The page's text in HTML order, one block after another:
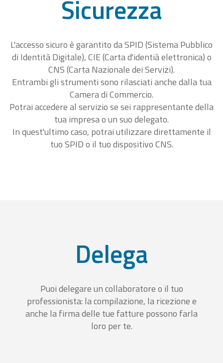
Sicurezza
L'accesso sicuro è garantito da SPID (Sistema Pubblico
di Identità Digitale), CIE (Carta d'identià elettronica) o
CNS (Carta Nazionale dei Servizi).
Entrambi gli strumenti sono rilasciati anche dalla tua
Camera di Commercio.
Potrai accedere al servizio se sei rappresentante della
tua impresa o un suo delegato.
In quest'ultimo caso, potrai utilizzare direttamente il
tuo SPID o il tuo dispositivo CNS.
Delega
Puoi delegare un collaboratore o il tuo
professionista: la compilazione, la ricezione e
anche la firma delle tue fatture possono farla
loro per te.